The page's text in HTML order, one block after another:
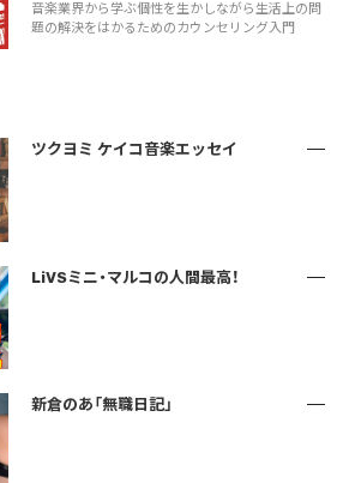
音楽業界から学ぶ個性を生かしながら生活上の問
題の解決をはかるためのカウンセリング入門
ツクヨミ ケイコ音楽エッセイ
LiVSミニ・マルコの人間最高！
新倉のあ「無職日記」